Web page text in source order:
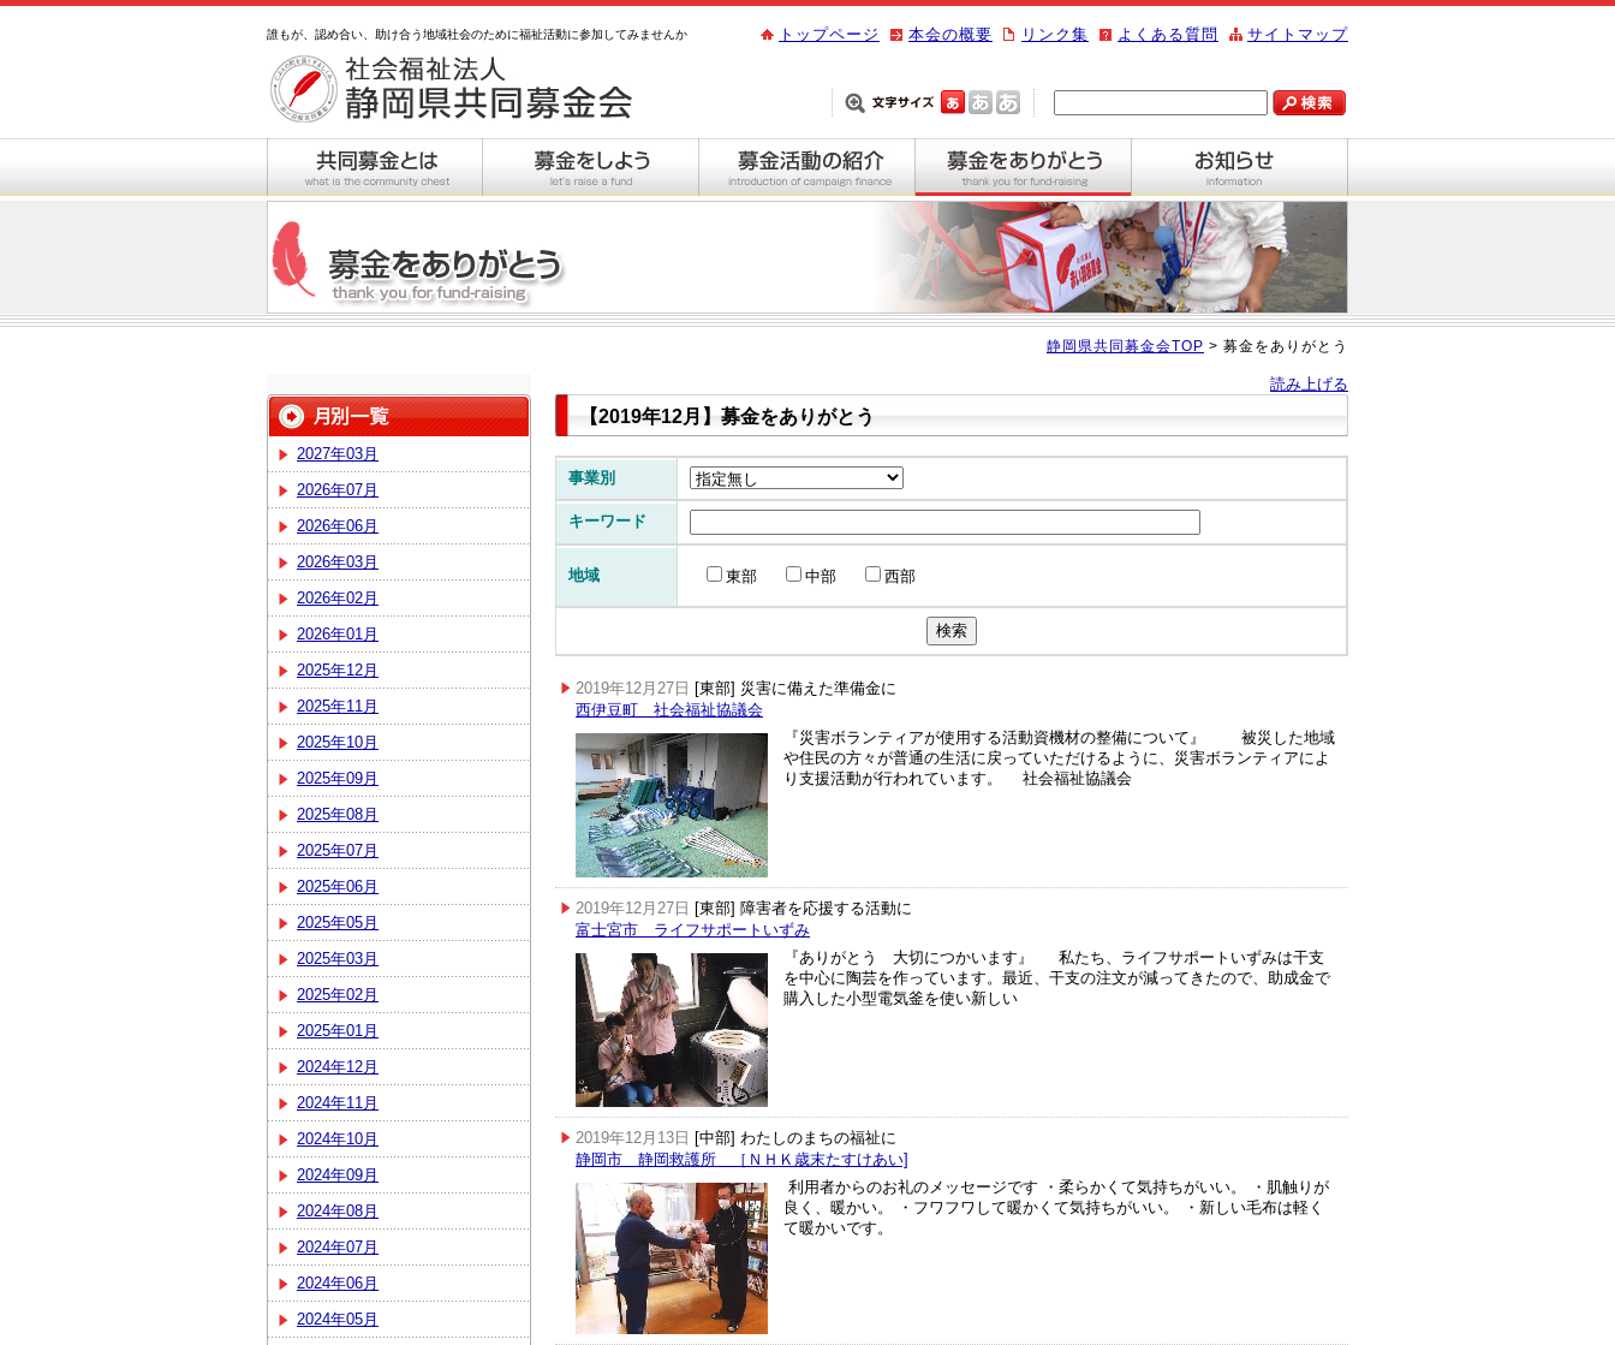
誰もが、認め合い、助け合う地域社会のために福祉活動に参加してみませんか サイトマップ
よくある質問
リンク集
本会の概要
トップページ
静岡県共同募金会TOP > 募金をありがとう
読み上げる
2027年03月
2026年07月
2026年06月
2026年03月
2026年02月
2026年01月
2025年12月
2025年11月
2025年10月
2025年09月
2025年08月
2025年07月
2025年06月
2025年05月
2025年03月
2025年02月
2025年01月
2024年12月
2024年11月
2024年10月
2024年09月
2024年08月
2024年07月
2024年06月
2024年05月
【2019年12月】募金をありがとう
事業別
キーワード
地域 東部 中部 西部
2019年12月27日 [東部] 災害に備えた準備金に
西伊豆町 社会福祉協議会
『災害ボランティアが使用する活動資機材の整備について』 被災した地域
や住民の方々が普通の生活に戻っていただけるように、災害ボランティアによ
り支援活動が行われています。 社会福祉協議会
2019年12月27日 [東部] 障害者を応援する活動に
富士宮市 ライフサポートいずみ
『ありがとう 大切につかいます』 私たち、ライフサポートいずみは干支
を中心に陶芸を作っています。最近、干支の注文が減ってきたので、助成金で
購入した小型電気釜を使い新しい
2019年12月13日 [中部] わたしのまちの福祉に
静岡市 静岡救護所 ［ＮＨＫ歳末たすけあい]
利用者からのお礼のメッセージです ・柔らかくて気持ちがいい。 ・肌触りが
良く、暖かい。 ・フワフワして暖かくて気持ちがいい。 ・新しい毛布は軽く
て暖かいです。